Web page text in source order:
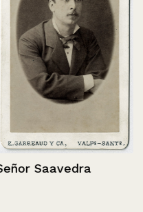
Saavedra